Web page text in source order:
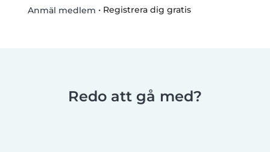
Anmäl medlem • Registrera dig gratis
Redo att gå med?